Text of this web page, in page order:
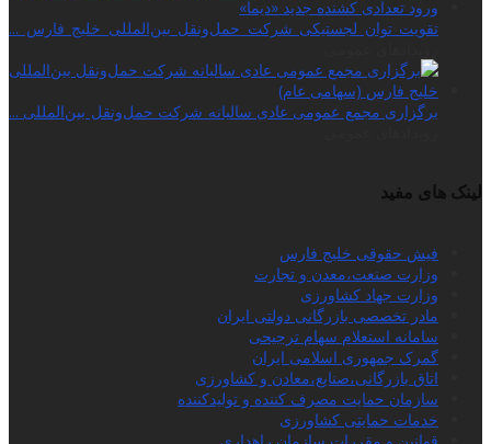
تقویت توان لجستیکی شرکت حمل‌ونقل بین‌المللی خلیج فارس ...
برگزاری مجمع عمومی عادی سالیانه شرکت حمل‌ونقل بین‌المللی ...
لینک های مفید
فیش حقوقی خلیج فارس
وزارت صنعت،معدن و تجارت
وزارت جهاد کشاورزی
مادر تخصصی بازرگانی دولتی ایران
سامانه استعلام سهام ترجیحی
گمرک جمهوری اسلامی ایران
اتاق بازرگانی،صنایع،معادن و کشاورزی
سازمان حمایت مصرف کننده و تولیدکننده
خدمات حمایتی کشاورزی
قوانین و مقررات سازمان راهداری